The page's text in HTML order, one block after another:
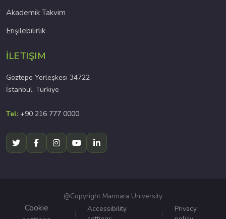
Akademik Takvim
Erişilebilirlik
İLETIŞIM
Göztepe Yerleşkesi 34722
İstanbul, Türkiye
Tel: +90 216 777 0000
@Copyright Marmara University
Cookie
Accessibility
Privacy